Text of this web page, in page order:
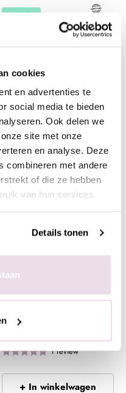
cookies
en advertenties te
social media te bieden
Ook delen we
site met onze
en analyse. Deze
combineren met andere
of die ze hebben
van hun services.
Details tonen
Bestseller
Urban Nails Rubber Base
Vanaf € 19,99
reviews
+ In winkelwagen
(€ 24,19 incl. btw)
Peekaboo Glitter Fading
met BIAB & Rubber Base
1 review
+ In winkelwagen